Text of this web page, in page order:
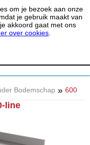
om je bezoek aan onze
je gebruik maakt van
akkoord gaat met ons
over cookies
Bodemschap » 600
line